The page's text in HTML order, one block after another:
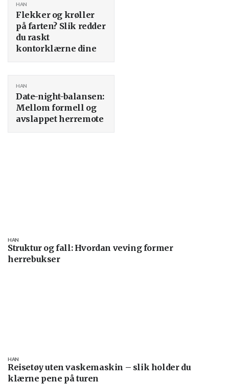
Flekker og krøller
på farten? Slik redder
du raskt
kontorklærne dine
HAN
Date-night-balansen:
Mellom formell og
avslappet herremote
HAN
Struktur og fall: Hvordan veving former
herrebukser
HAN
Reisetøy uten vaskemaskin – slik holder du
klærne pene på turen
HAN